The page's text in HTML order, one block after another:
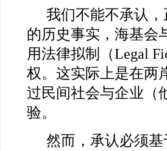
我们不能不承认
的历史事实，海基会
用法律拟制（Legal
权。这实际上是在两
过民间社会与企业（
验。
然而，承认必须